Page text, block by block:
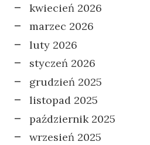
kwiecień 2026
marzec 2026
luty 2026
styczeń 2026
grudzień 2025
listopad 2025
październik 2025
wrzesień 2025